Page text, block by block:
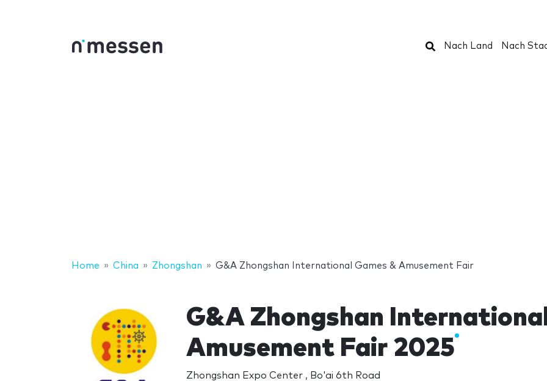
Suchen
Nach Land Nach
Home China Zhongshan G&A Zhongshan International Games & Amusement Fair
G&A Zhongshan
Amusement Fair 2025
Zhongshan Expo Center , Bo'ai 6th Road